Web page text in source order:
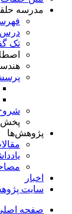
مدرسه
تک
پخش
پژوهش‌ها
اخبار
سایت
صفحه